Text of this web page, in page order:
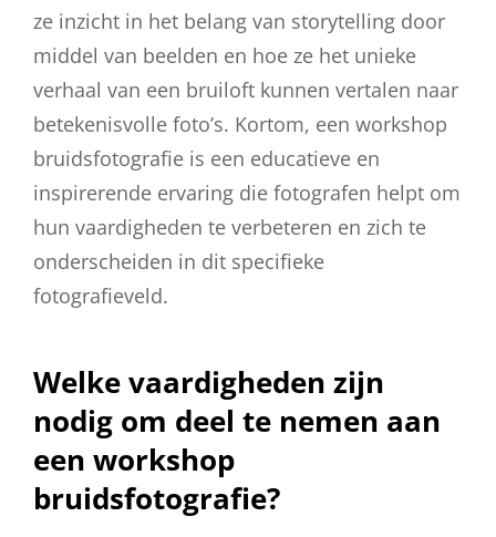
ze inzicht in het belang van storytelling door
middel van beelden en hoe ze het unieke
verhaal van een bruiloft kunnen vertalen naar
betekenisvolle foto’s. Kortom, een workshop
bruidsfotografie is een educatieve en
inspirerende ervaring die fotografen helpt om
hun vaardigheden te verbeteren en zich te
onderscheiden in dit specifieke
fotografieveld.
Welke vaardigheden zijn
nodig om deel te nemen aan
een workshop
bruidsfotografie?